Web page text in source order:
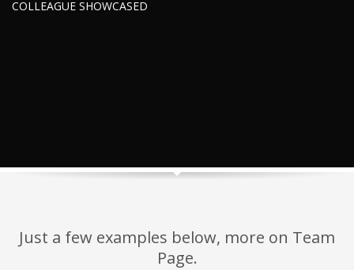
COLLEAGUE SHOWCASED
Just a few examples below, more on Team
Page.